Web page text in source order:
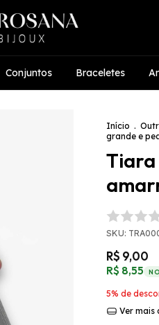
Conjuntos Braceletes
Início .
grande e
Tiara
SKU:
R$ 9,00
R$ 8,55
5% de
Ver mais